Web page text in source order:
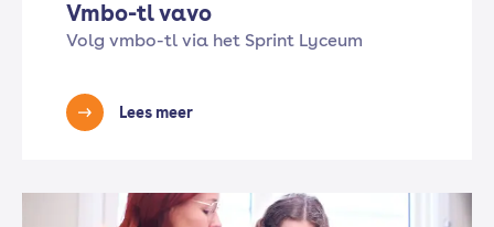
Vmbo-tl vavo
Volg vmbo-tl via het Sprint Lyceum
Lees meer